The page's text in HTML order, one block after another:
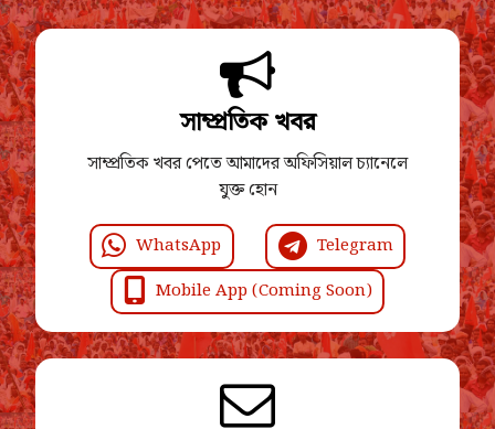
সাম্প্রতিক খবর
সাম্প্রতিক খবর পেতে আমাদের অফিসিয়াল চ্যানেলে
যুক্ত হোন
WhatsApp
Telegram
Mobile App (Coming Soon)